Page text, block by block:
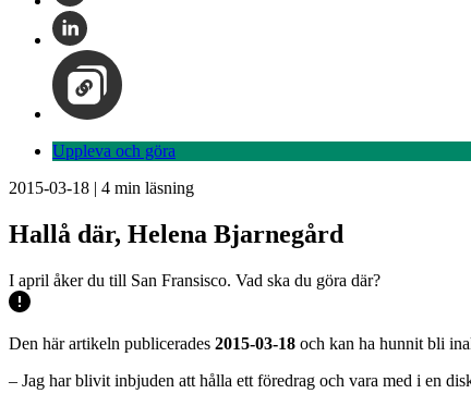
Uppleva och göra
2015-03-18 | 4 min läsning
Hallå där, Helena Bjarnegård
I april åker du till San Fransisco. Vad ska du göra där?
Den här artikeln publicerades 2015-03-18 och kan ha hunnit bli
– Jag har blivit inbjuden att hålla ett föredrag och vara med i en